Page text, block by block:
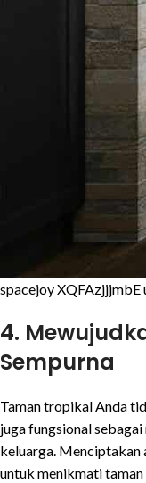
spacejoy XQFAzjjjmbE
4.
Sempurna
Taman tropikal Anda
juga fungsional
keluarga. Menciptakan
untuk menikmati taman